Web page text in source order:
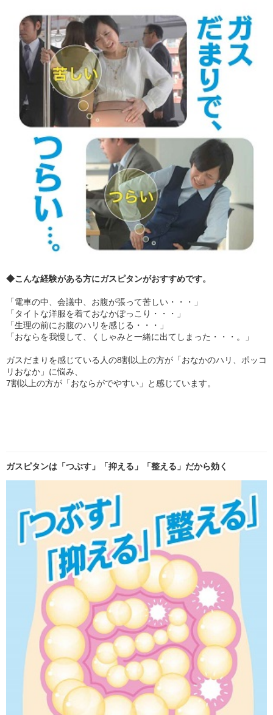
◆こんな経験がある方にガスピタンがおすすめです。
「電車の中、会議中、お腹が張って苦しい・・・」
「タイトな洋服を着ておなかぽっこり・・・」
「生理の前にお腹のハリを感じる・・・」
「おならを我慢して、くしゃみと一緒に出てしまった・・・。」
ガスだまりを感じている人の8割以上の方が「おなかのハリ、ポッコ
リおなか」に悩み、
7割以上の方が「おならがでやすい」と感じています。
ガスピタンは「つぶす」「抑える」「整える」だから効く